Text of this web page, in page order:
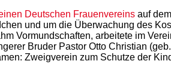
Deutschen Frauenvereins auf
und um die Überwachung des
Vormundschaften, arbeitete im
Bruder Pastor Otto Christian
Zweigverein zum Schutze der